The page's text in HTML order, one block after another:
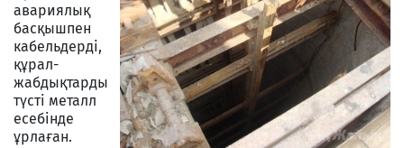
авариялық
басқышпен
кабельдерді,
құрал-
жабдықтарды
түсті металл
есебінде
ұрлаған.